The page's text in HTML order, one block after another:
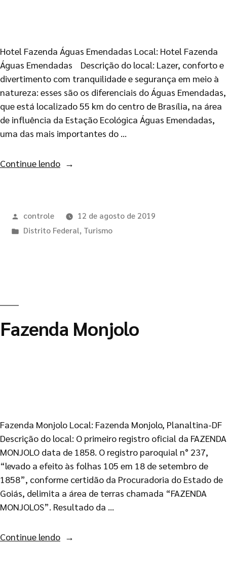
Hotel Fazenda Águas Emendadas Local: Hotel Fazenda
Águas Emendadas Descrição do local: Lazer, conforto e
divertimento com tranquilidade e segurança em meio à
natureza: esses são os diferenciais do Águas Emendadas,
que está localizado 55 km do centro de Brasília, na área
de influência da Estação Ecológica Águas Emendadas,
uma das mais importantes do …
Continue lendo
controle
12 de agosto de 2019
Distrito Federal, Turismo
Fazenda Monjolo
Fazenda Monjolo Local: Fazenda Monjolo, Planaltina-DF
Descrição do local: O primeiro registro oficial da FAZENDA
MONJOLO data de 1858. O registro paroquial n° 237,
“levado a efeito às folhas 105 em 18 de setembro de
1858”, conforme certidão da Procuradoria do Estado de
Goiás, delimita a área de terras chamada “FAZENDA
MONJOLOS”. Resultado da …
Continue lendo